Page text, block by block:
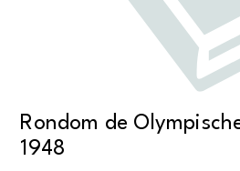
Rondom de
1948